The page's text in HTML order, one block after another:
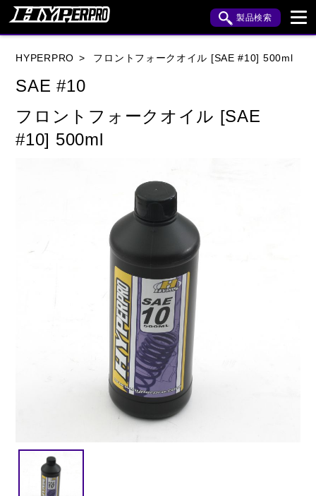
製品検索
HONDA YAMAHA SUZUKI
DUCATI
HARLEY DAVIDSON HUSQVANA
KTM MOTO GUZZI
ROYAL ENFIELD
閉じる
HYPERPRO フロントフォークオイル [SAE #10] 500ml
SAE #10
フロントフォークオイル [SAE
#10] 500ml